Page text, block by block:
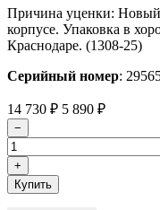
Причина уценки:
корпусе. Упаковка в
Краснодаре. (1308-25)
Серийный номер:
14 730 ₽ 5 890 ₽